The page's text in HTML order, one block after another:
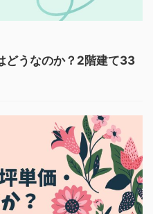
どうなのか？2階建て33